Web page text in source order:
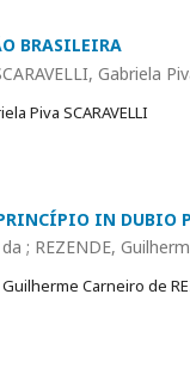
BRASILEIRA
Gabriela
Piva SCARAVELLI
IN DUBIO
; REZENDE,
Carneiro de